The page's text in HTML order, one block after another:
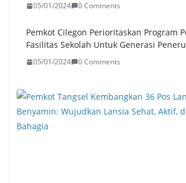
05/01/2024 0 Comments
Pemkot Cilegon Perioritaskan Program
Fasilitas Sekolah Untuk Generasi
05/01/2024 0 Comments